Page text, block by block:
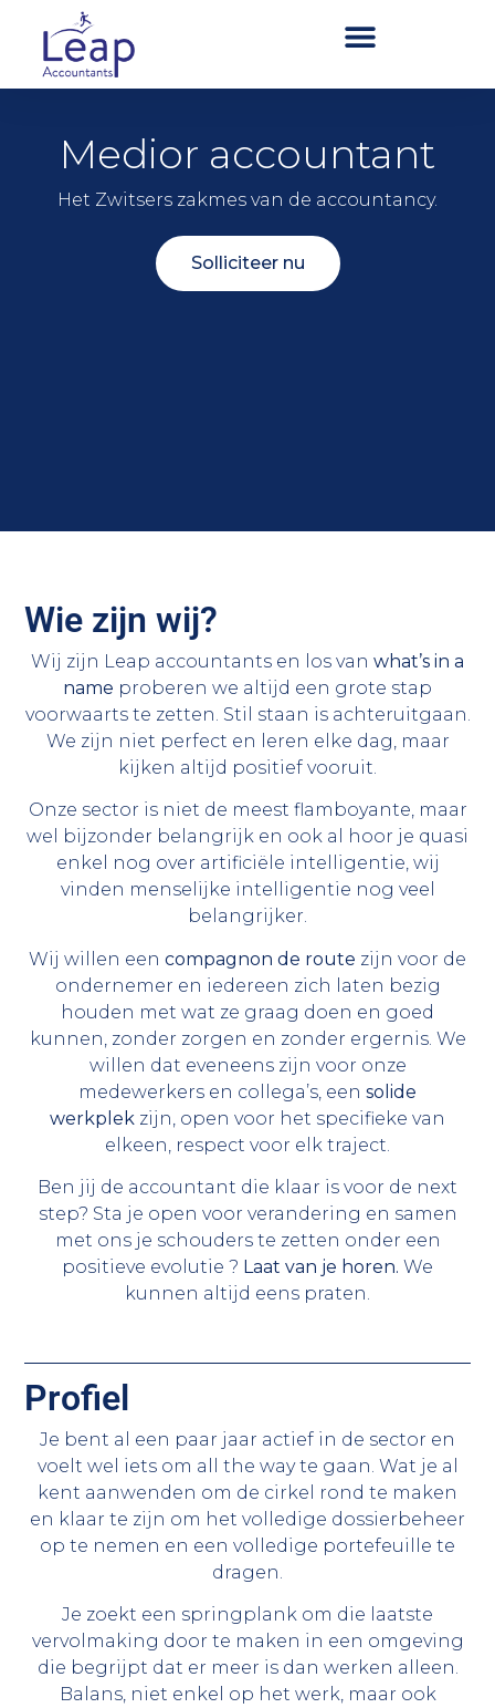
Medior accountant
Het Zwitsers zakmes van de accountancy.
Solliciteer nu
Wie zijn wij?
Wij zijn Leap accountants en los van what’s in a
name proberen we altijd een grote stap
voorwaarts te zetten. Stil staan is achteruitgaan.
We zijn niet perfect en leren elke dag, maar
kijken altijd positief vooruit.
Onze sector is niet de meest flamboyante, maar
wel bijzonder belangrijk en ook al hoor je quasi
enkel nog over artificiële intelligentie, wij
vinden menselijke intelligentie nog veel
belangrijker.
Wij willen een compagnon de route zijn voor de
ondernemer en iedereen zich laten bezig
houden met wat ze graag doen en goed
kunnen, zonder zorgen en zonder ergernis. We
willen dat eveneens zijn voor onze
medewerkers en collega’s, een solide
werkplek zijn, open voor het specifieke van
elkeen, respect voor elk traject.
Ben jij de accountant die klaar is voor de next
step? Sta je open voor verandering en samen
met ons je schouders te zetten onder een
positieve evolutie ? Laat van je horen. We
kunnen altijd eens praten.
Profiel
Je bent al een paar jaar actief in de sector en
voelt wel iets om all the way te gaan. Wat je al
kent aanwenden om de cirkel rond te maken
en klaar te zijn om het volledige dossierbeheer
op te nemen en een volledige portefeuille te
dragen.
Je zoekt een springplank om die laatste
vervolmaking door te maken in een omgeving
die begrijpt dat er meer is dan werken alleen.
Balans, niet enkel op het werk, maar ook